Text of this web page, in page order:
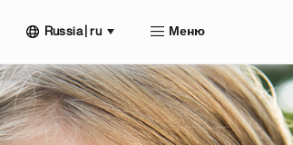
Russia | ru Меню